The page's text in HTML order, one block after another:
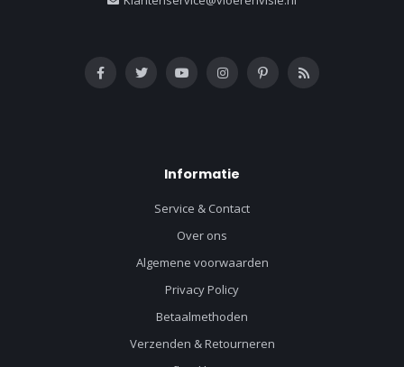
Informatie
Service & Contact
Over ons
Algemene voorwaarden
Privacy Policy
Betaalmethoden
Verzenden & Retourneren